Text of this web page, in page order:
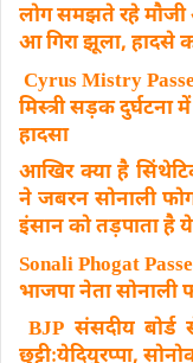
लोग समझते रहे
आ गिरा झूला, हादसे
Cyrus Mistry
मिस्त्री सड़क
हादसा
आखिर क्या है
ने जबरन सोनाली
इंसान को तड़पाता है
Sonali Phogat
भाजपा नेता सोनाली
BJP संसदीय
छुट्टीःयेदियुरप्पा,